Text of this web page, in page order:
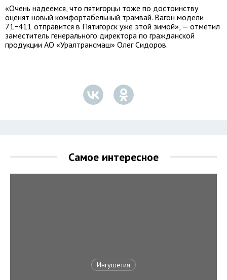
«Очень надеемся, что пятигорцы тоже по достоинству
оценят новый комфортабельный трамвай. Вагон модели
71−411 отправится в Пятигорск уже этой зимой», — отметил
заместитель генерального директора по гражданской
продукции АО «Уралтрансмаш» Олег Сидоров.
Самое интересное
Ингушетия